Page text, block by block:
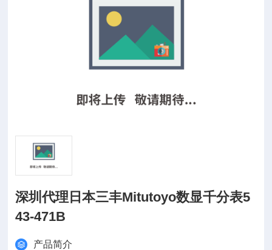
深圳代理日本三丰Mitutoyo数显千分表5
43-471B
产品简介